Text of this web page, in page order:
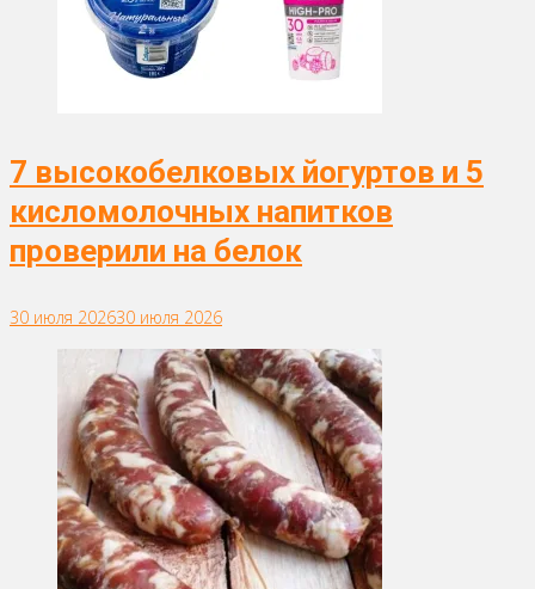
7 высокобелковых йогуртов и 5
кисломолочных напитков
проверили на белок
30 июля 202630 июля 2026